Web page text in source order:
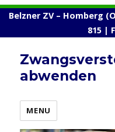
Belzner ZV – Homberg
815 |
abwenden
MENU